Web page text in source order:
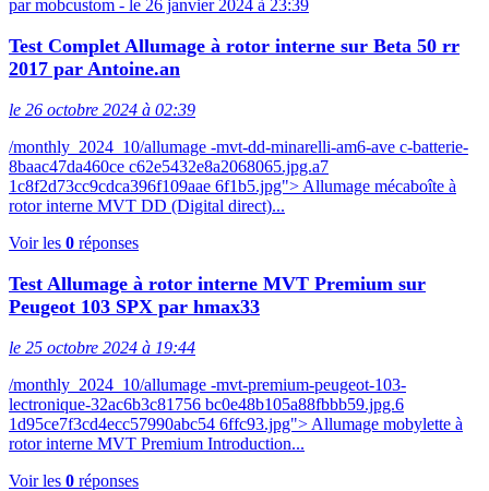
parmobcustom - le 26 janvier 2024 à 23:39
Test Complet Allumage à rotor interne sur Beta 50 rr
2017 par Antoine.an
le 26 octobre 2024 à 02:39
/monthly_2024_10/allumage -mvt-dd-minarelli-am6-ave c-batterie-
8baac47da460ce c62e5432e8a2068065.jpg.a7
1c8f2d73cc9cdca396f109aae 6f1b5.jpg"> Allumage mécaboîte à
rotor interne MVT DD (Digital direct)...
Voir les 0 réponses
Test Allumage à rotor interne MVT Premium sur
Peugeot 103 SPX par hmax33
le 25 octobre 2024 à 19:44
/monthly_2024_10/allumage -mvt-premium-peugeot-103-
lectronique-32ac6b3c81756 bc0e48b105a88fbbb59.jpg.6
1d95ce7f3cd4ecc57990abc54 6ffc93.jpg"> Allumage mobylette à
rotor interne MVT Premium Introduction...
Voir les 0 réponses